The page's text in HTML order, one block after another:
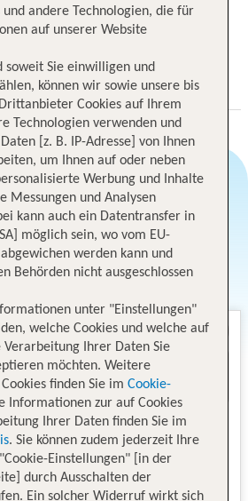
24/7 TUI Service
und andere Technologien, die für
auf unserer Website
soweit Sie einwilligen und
können wir sowie unsere bis
Cookies auf Ihrem
Technologien verwenden und
[z. B. IP-Adresse] von Ihnen
um Ihnen auf oder neben
Werbung und Inhalte
Messungen und Analysen
kann auch ein Datentransfer in
möglich sein, wo vom EU-
werden kann und
Behörden nicht ausgeschlossen
unter "Einstellungen"
welche Cookies und welche auf
Verarbeitung Ihrer Daten Sie
möchten. Weitere
finden Sie im Cookie-
Informationen zur auf Cookies
Ihrer Daten finden Sie im
. Sie können zudem jederzeit Ihre
Einstellungen" [in der
durch Ausschalten der
Ein solcher Widerruf wirkt sich